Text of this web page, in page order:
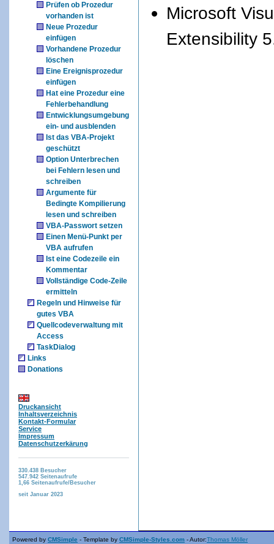
Prüfen ob Prozedur
vorhanden ist
Neue Prozedur
einfügen
Vorhandene Prozedur
löschen
Eine Ereignisprozedur
einfügen
Hat eine Prozedur eine
Fehlerbehandlung
Entwicklungsumgebung
ein- und ausblenden
Ist das VBA-Projekt
geschützt
Option Unterbrechen
bei Fehlern lesen und
schreiben
Argumente für
Bedingte Kompilierung
lesen und schreiben
VBA-Passwort setzen
Einen Menü-Punkt per
VBA aufrufen
Ist eine Codezeile ein
Kommentar
Vollständige Code-Zeile
ermitteln
Regeln und Hinweise für
gutes VBA
Quellcodeverwaltung mit
Access
TaskDialog
Links
Donations
Druckansicht
Inhaltsverzeichnis
Kontakt-Formular
Service
Impressum
Datenschutzerkärung
330.438 Besucher
547.942 Seitenaufrufe
1,66 Seitenaufrufe/Besucher
seit Januar 2023
Microsoft
Extensibility
Powered by CMSimple - Template by CMSimple-Styles.com - Autor:Thomas Möller